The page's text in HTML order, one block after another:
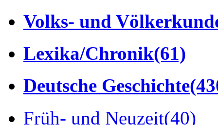
Volks- und
Lexika/Chronik(61)
Deutsche Geschichte
Früh- und Neuzeit(40)